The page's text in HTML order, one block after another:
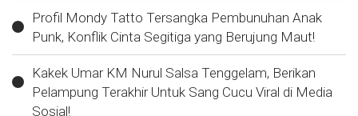
Profil Mondy Tatto Tersangka Pembunuhan Anak
Punk, Konflik Cinta Segitiga yang Berujung Maut!
Kakek Umar KM Nurul Salsa Tenggelam, Berikan
Pelampung Terakhir Untuk Sang Cucu Viral di Media
Sosial!